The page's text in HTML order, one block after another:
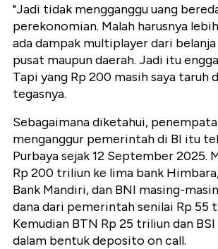
"Jadi tidak mengganggu uang
perekonomian. Malah harusnya
ada dampak multiplayer dari
pusat maupun daerah. Jadi itu
Tapi yang Rp 200 masih saya taruh
tegasnya.
Sebagaimana diketahui,
menganggur pemerintah di BI itu
Purbaya sejak 12 September 2025.
Rp 200 triliun ke lima bank
Bank Mandiri, dan BNI masing-
dana dari pemerintah senilai Rp 55
Kemudian BTN Rp 25 triliun dan
dalam bentuk deposito on call.